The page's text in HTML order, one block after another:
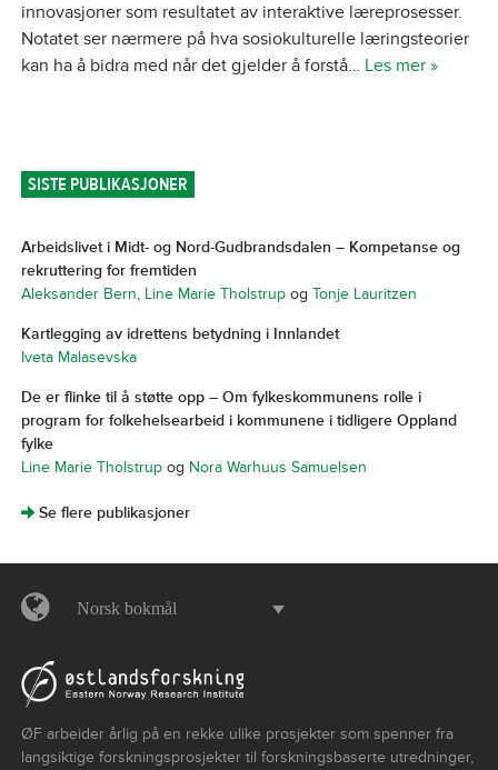
innovasjoner som resultatet av interaktive læreprosesser.
Notatet ser nærmere på hva sosiokulturelle læringsteorier
kan ha å bidra med når det gjelder å forstå… Les mer »
SISTE PUBLIKASJONER
Arbeidslivet i Midt- og Nord-Gudbrandsdalen – Kompetanse og
rekruttering for fremtiden
Aleksander Bern, Line Marie Tholstrupog Tonje Lauritzen
Kartlegging av idrettens betydning i Innlandet
Iveta Malasevska
De er flinke til å støtte opp – Om fylkeskommunens rolle i
program for folkehelsearbeid i kommunene i tidligere Oppland
fylke
Line Marie Tholstrupog Nora Warhuus Samuelsen
]Se flere publikasjoner
Norsk bokmål
ØF arbeider årlig på en rekke ulike prosjekter som spenner fra
langsiktige forskningsprosjekter til forskningsbaserte utredninger,